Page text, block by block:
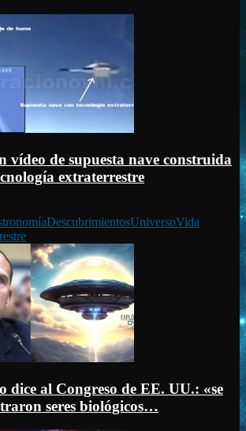
vídeo de supuesta nave construida
extraterrestre
DescubrimientosUniversoVida
dice al Congreso de EE. UU.: «se
seres biológicos…